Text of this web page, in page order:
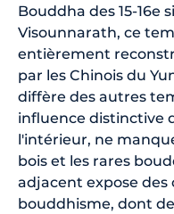
Bouddha des 15-16e
Visounnarath, ce
entièrement
par les Chinois du
diffère des autres
influence distinctive
l'intérieur, ne
bois et les rares
adjacent expose des
bouddhisme, dont